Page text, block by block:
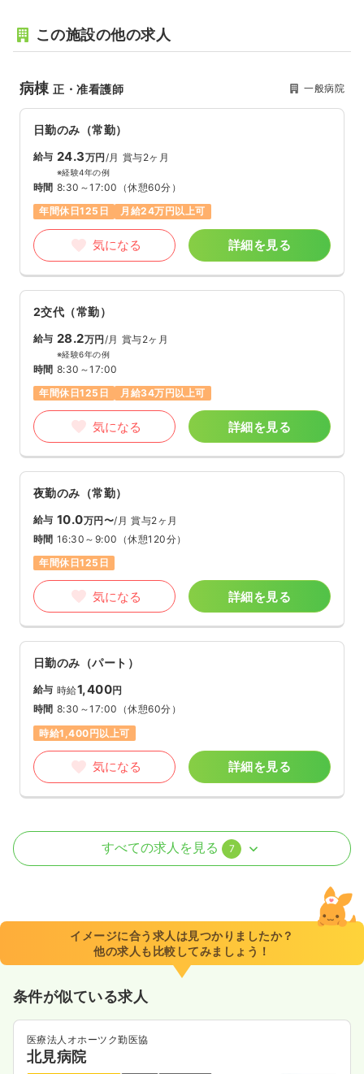
この施設の他の求人
病棟正・准看護師 一般病院
日勤のみ（常勤）
給与 24.3万円/月 賞与2ヶ月
※経験4年の例
時間 8:30～17:00 （休憩60分）
年間休日125日
月給24万円以上可
気になる 詳細を見る
2交代（常勤）
給与 28.2万円 /月 賞与2ヶ月
※経験6年の例
時間 8:30～17:00
年間休日125日
月給34万円以上可
気になる 詳細を見る
夜勤のみ（常勤）
給与 10.0万円〜/月 賞与2ヶ月
時間 16:30～9:00 （休憩120分）
年間休日125日
気になる 詳細を見る
日勤のみ（パート）
給与 時給1,400円
時間 8:30～17:00 （休憩60分）
時給1,400円以上可
気になる 詳細を見る
外来 正・准看護師
8:30～17:00（休憩60分）
土日祝休み
年間休日124日 月給28万円以上可
気になる
日勤のみ（パート）
すべての求人を見る 7
イメージに合う求人は見つかりましたか？
他の求人も比較してみましょう！
条件が似ている求人
医療法人オホーツク勤医協
北見病院